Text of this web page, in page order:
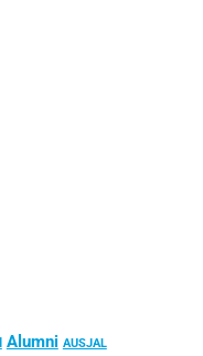
Alumni AUSJAL